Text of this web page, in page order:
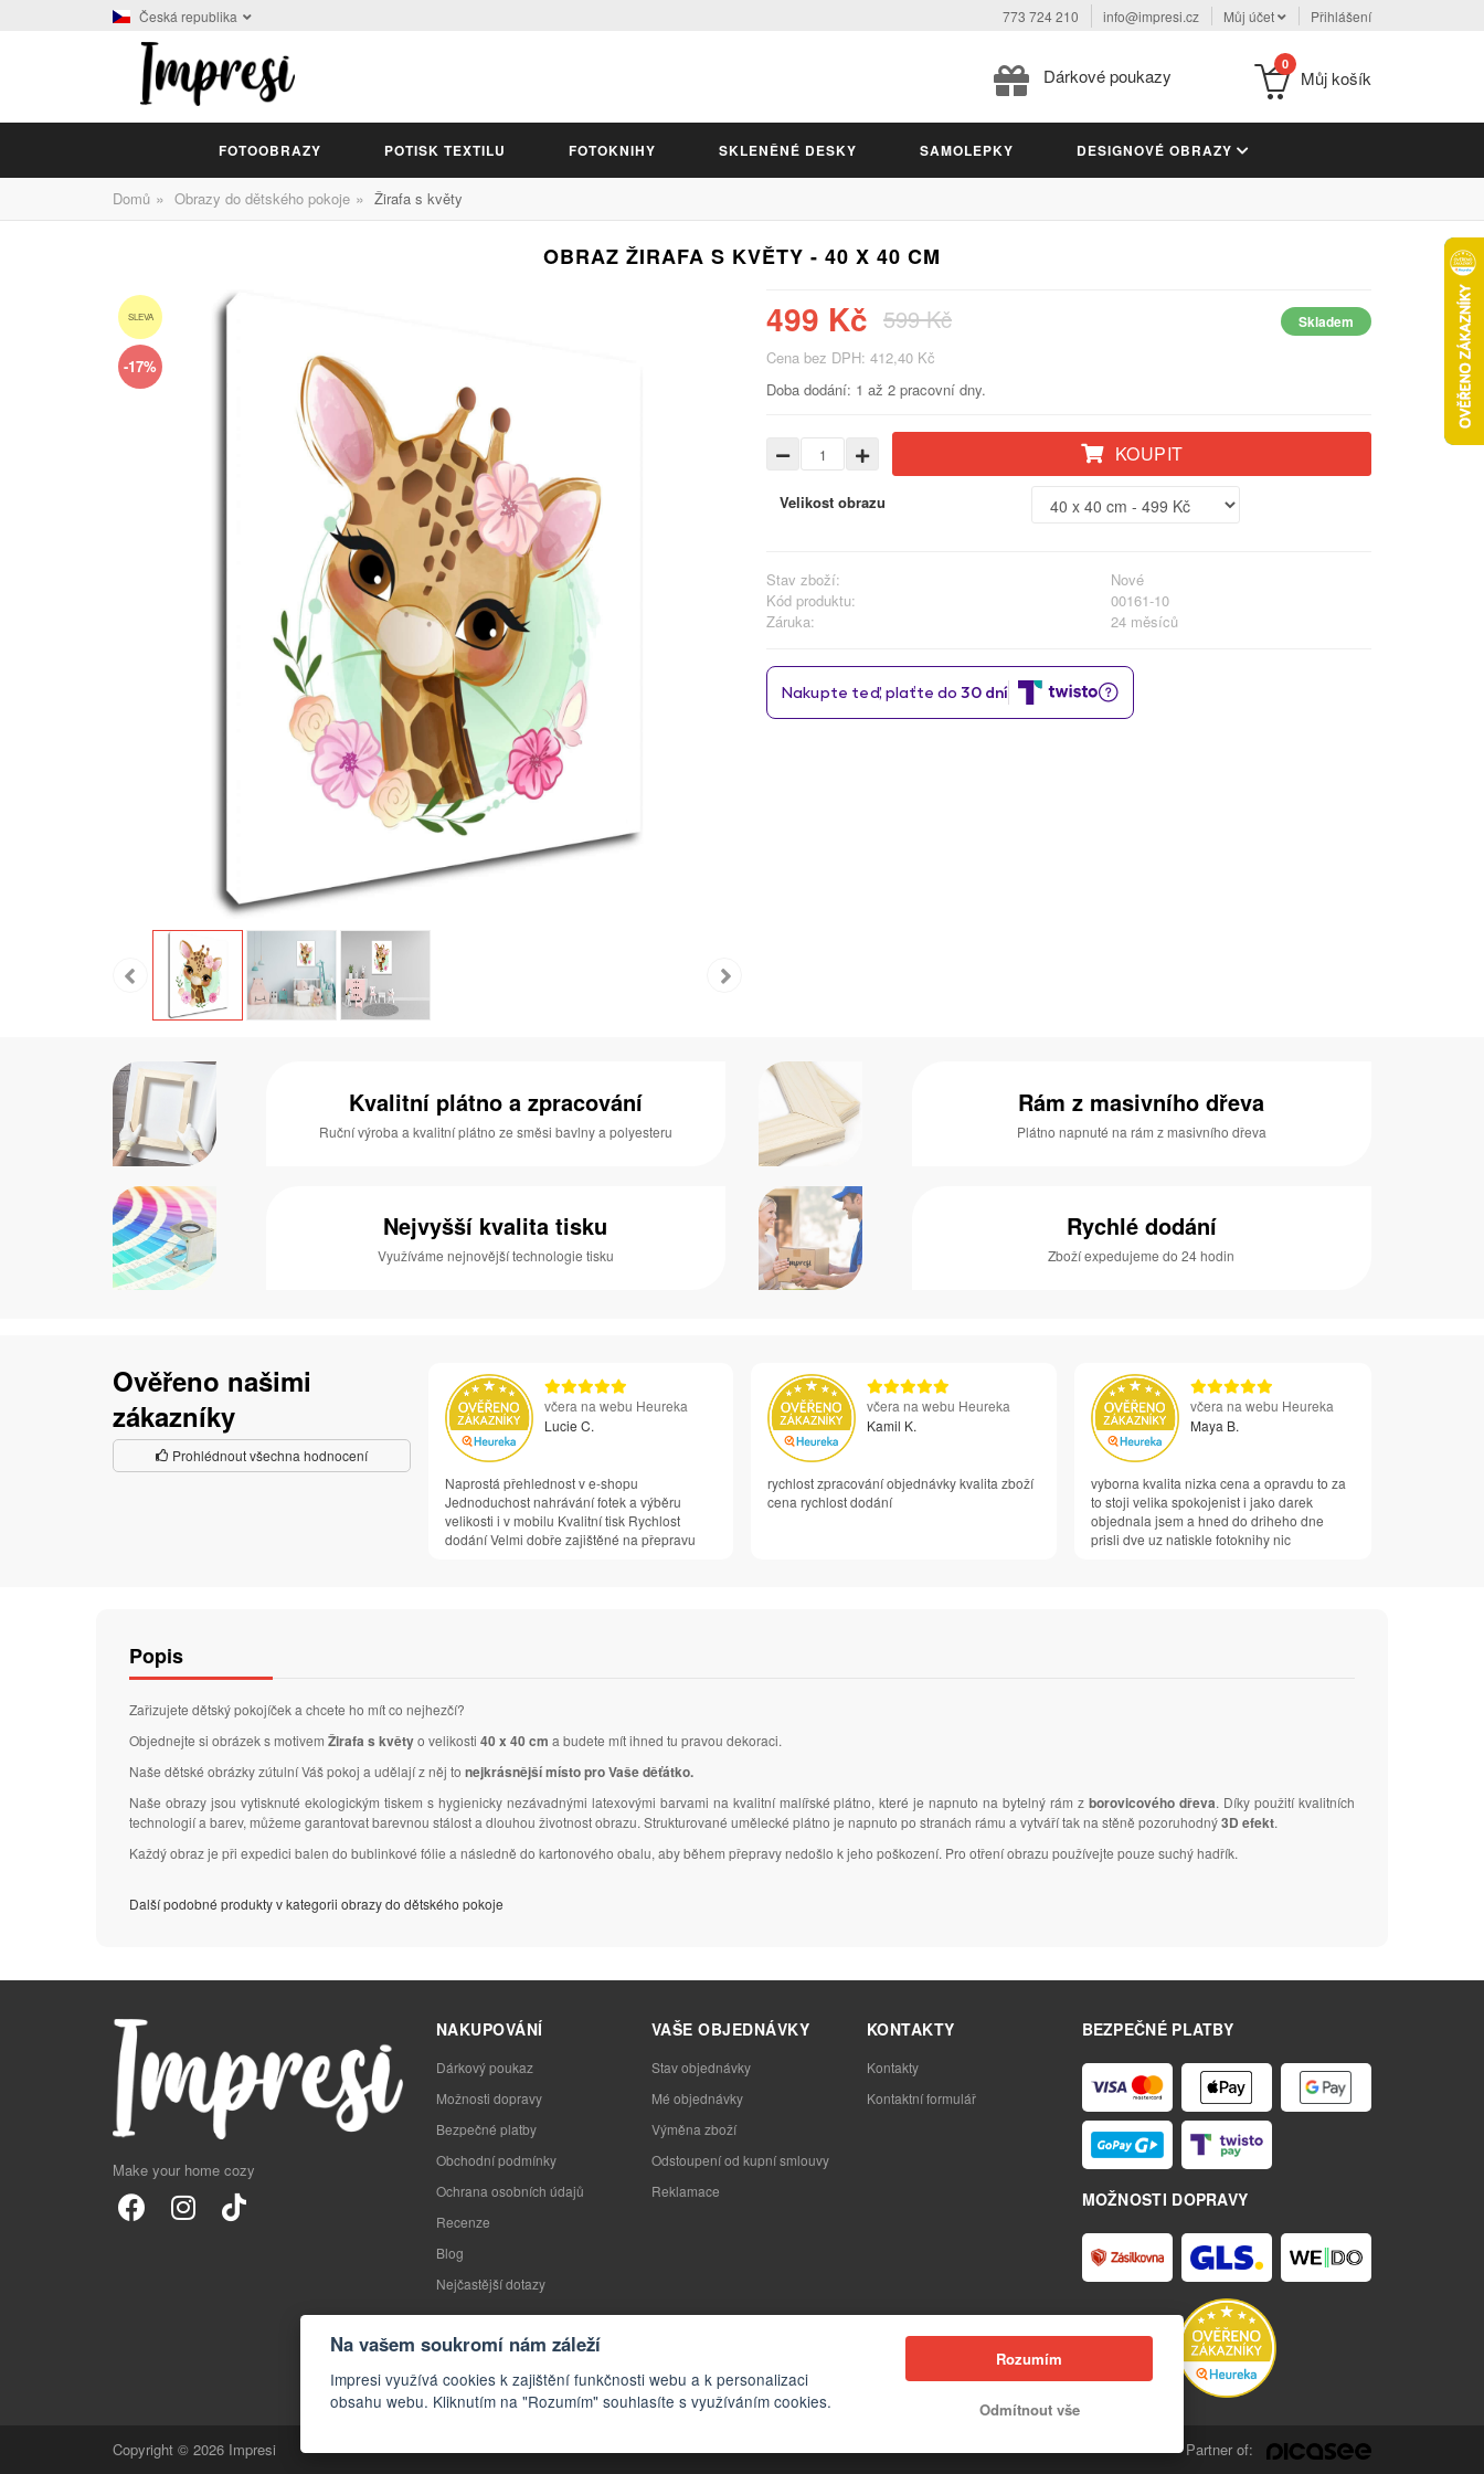
Česká republika 773 724 210 info@impresi.cz Můj účet Přihlášení
Dárkové poukazy
0
Můj košík
FOTOOBRAZY POTISK TEXTILU FOTOKNIHY SKLENĚNÉ DESKY SAMOLEPKY DESIGNOVÉ OBRAZY
Domů » Obrazy do dětského pokoje » Žirafa s květy
OBRAZ ŽIRAFA S KVĚTY - 40 X 40 CM
SLEVA
-17%
499 Kč 599 Kč Skladem
Cena bez DPH: 412,40 Kč
Doba dodání: 1 až 2 pracovní dny.
KOUPIT
Velikost obrazu
Stav zboží:
Nové
Kód produktu:
00161-10
Záruka:
24 měsíců
Kvalitní plátno a zpracování
Ruční výroba a kvalitní plátno ze směsi bavlny a polyesteru
Rám z masivního dřeva
Plátno napnuté na rám z masivního dřeva
Nejvyšší kvalita tisku
Využíváme nejnovější technologie tisku
Rychlé dodání
Zboží expedujeme do 24 hodin
Ověřeno našimi
zákazníky
Prohlédnout všechna hodnocení
včera na webu Heureka
Lucie C.
Naprostá přehlednost v e-shopu
Jednoduchost nahrávání fotek a výběru
velikosti i v mobilu Kvalitní tisk Rychlost
dodání Velmi dobře zajištěné na přepravu
včera na webu Heureka
Kamil K.
rychlost zpracování objednávky kvalita zboží
cena rychlost dodání
včera na webu Heureka
Maya B.
vyborna kvalita nizka cena a opravdu to za
to stoji velika spokojenist i jako darek
objednala jsem a hned do driheho dne
prisli dve uz natiskle fotoknihy nic
Popis
Zařizujete dětský pokojíček a chcete ho mít co nejhezčí?
Objednejte si obrázek s motivem Žirafa s květyo velikosti 40 x 40 cm a budete mít ihned tu pravou dekoraci.
Naše dětské obrázky zútulní Váš pokoj a udělají z něj to nejkrásnější místo pro Vaše děťátko.
Naše obrazy jsou vytisknuté ekologickým tiskem s hygienicky nezávadnými latexovými barvami na kvalitní malířské plátno, které je napnuto na bytelný rám zborovicového dřeva. Díky použití kvalitních
technologií a barev, můžeme garantovat barevnou stálost a dlouhou životnost obrazu. Strukturované umělecké plátno je napnuto po stranách rámu a vytváří tak na stěně pozoruhodný3D efekt.
Každý obraz je při expedici balen do bublinkové fólie a následně do kartonového obalu, aby během přepravy nedošlo k jeho poškození. Pro otření obrazu používejte pouze suchý hadřík.
Další podobné produkty v kategorii obrazy do dětského pokoje
Make your home cozy
BEZPEČNÉ PLATBY
MOŽNOSTI DOPRAVY
NAKUPOVÁNÍ
Dárkový poukaz
Možnosti dopravy
Bezpečné platby
Obchodní podmínky
Ochrana osobních údajů
Recenze
Blog
Nejčastější dotazy
VAŠE OBJEDNÁVKY
Stav objednávky
Mé objednávky
Výměna zboží
Odstoupení od kupní smlouvy
Reklamace
KONTAKTY
Kontakty
Kontaktní formulář
Copyright © 2026 Impresi Partner of:
Na vašem soukromí nám záleží
Impresi využívá cookies k zajištění funkčnosti webu a k personalizaci
obsahu webu. Kliknutím na "Rozumím" souhlasíte s využíváním cookies.
Rozumím
Odmítnout vše